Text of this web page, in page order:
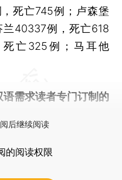
死亡745例；卢森堡
40337例，死亡618
亡325例；马耳他
需求读者专门订制的
后继续阅读
的阅读权限